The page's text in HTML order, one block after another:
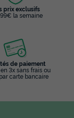
prix exclusifs
la semaine
de paiement
3x sans frais ou
carte bancaire